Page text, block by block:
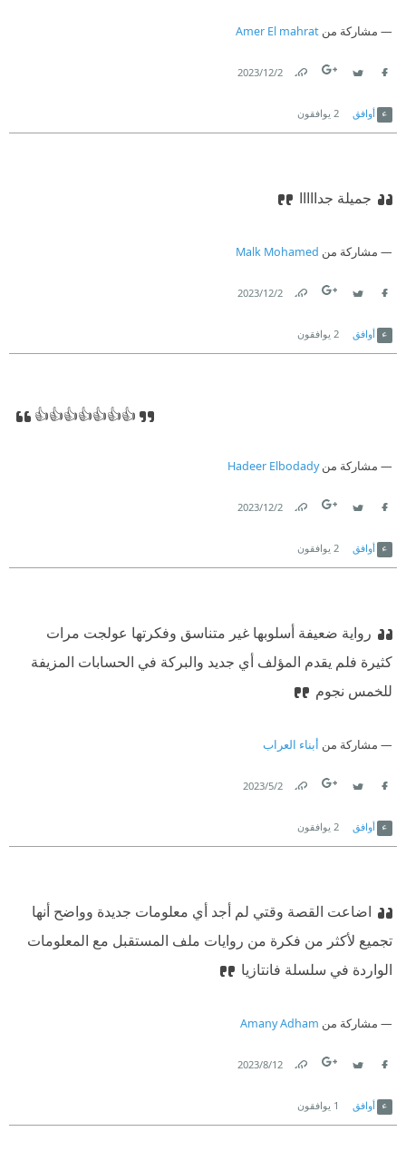
مشاركة من Amer El mahrat
2‏/12‏/2023
أوافق 2 يوافقون
جميلة جدااااا
مشاركة من Malk Mohamed
2‏/12‏/2023
أوافق 2 يوافقون
👍👍👍👍👍👍👍
مشاركة منHadeer Elbodady
2‏/12‏/2023
أوافق 2 يوافقون
رواية ضعيفة أسلوبها غير متناسق وفكرتها عولجت مرات
كثيرة فلم يقدم المؤلف أي جديد والبركة في الحسابات المزيفة
للخمس نجوم
مشاركة من أبناء العراب
2‏/5‏/2023
أوافق 2 يوافقون
اضاعت القصة وقتي لم أجد أي معلومات جديدة وواضح أنها
تجميع لأكثر من فكرة من روايات ملف المستقبل مع المعلومات
الواردة في سلسلة فانتازيا
مشاركة من Amany Adham
12‏/8‏/2023
أوافق 1 يوافقون